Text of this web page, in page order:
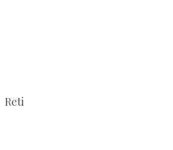
Reti